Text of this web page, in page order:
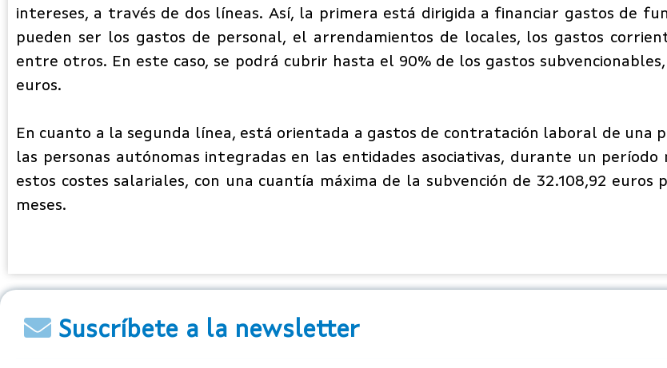
intereses, a través de dos líneas. Así, la primera está dirigida a financiar gastos de
pueden ser los gastos de personal, el arrendamientos de locales, los gastos
entre otros. En este caso, se podrá cubrir hasta el 90% de los gastos
euros.
En cuanto a la segunda línea, está orientada a gastos de contratación laboral de una
las personas autónomas integradas en las entidades asociativas, durante un
estos costes salariales, con una cuantía máxima de la subvención de 32.108,92
meses.
Suscríbete a la newsletter